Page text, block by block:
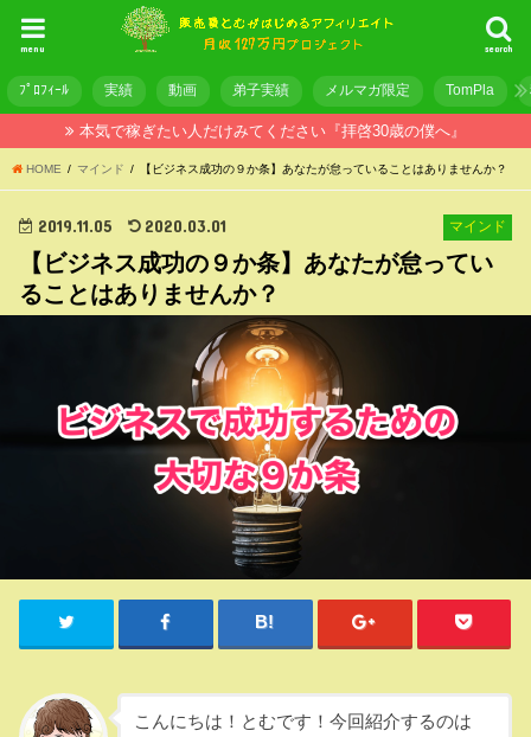
search
menu
ﾌﾟﾛﾌｨｰﾙ 実績 動画 弟子実績 メルマガ限定 TomPla
本気で稼ぎたい人だけみてください『拝啓30歳の僕へ』
HOME マインド 【ビジネス成功の９か条】あなたが怠っていることはありませんか？
マインド
2019.11.05 2020.03.01
【ビジネス成功の９か条】あなたが怠ってい
ることはありませんか？
こんにちは！とむです！今回紹介するのは